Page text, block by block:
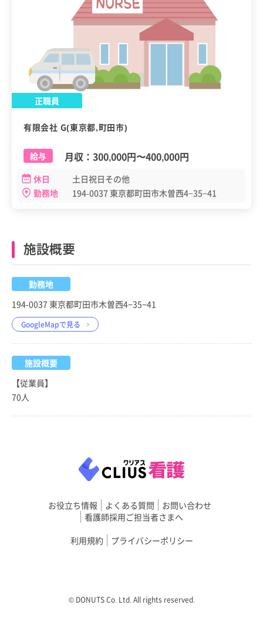
正職員
有限会社 G(東京都,町田市)
給与 月収： 300,000円〜400,000円
休日
土日祝日その他
勤務地
194-0037 東京都町田市木曽西4−35−41
施設概要
勤務地
194-0037 東京都町田市木曽西4−35−41
GoogleMapで見る
施設概要
【従業員】
70人
お役立ち情報 よくある質問
お問い合わせ
看護師採用ご担当者さまへ
利用規約
プライバシーポリシー
©︎ DONUTS Co. Ltd. All rights reserved.